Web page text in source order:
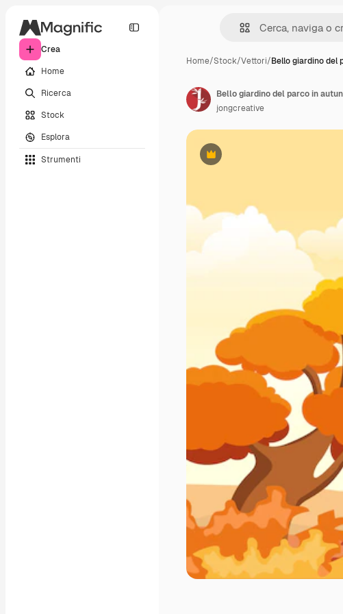
Crea
Home
Ricerca
Stock
Esplora
Strumenti
Home/Stock/Vettori/Bello giardino del
Premium
jongcreative